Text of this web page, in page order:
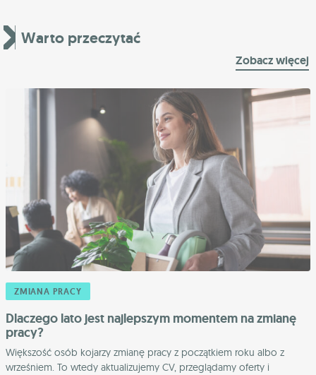
Warto przeczytać
Zobacz więcej
ZMIANA PRACY
Dlaczego lato jest najlepszym momentem na zmianę
pracy?
Większość osób kojarzy zmianę pracy z początkiem roku albo z
wrześniem. To wtedy aktualizujemy CV, przeglądamy oferty i